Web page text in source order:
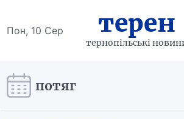
Пон, 10 Сер терен
тернопільські
потяг